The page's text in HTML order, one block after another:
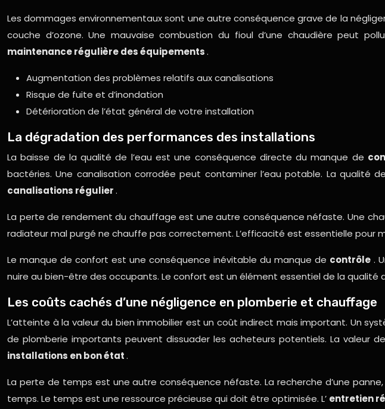
Les dommages environnementaux sont une autre conséquence grave de la
couche d’ozone. Une mauvaise combustion du fioul d’une chaudière peut
maintenance régulière des équipements.
Augmentation des problèmes relatifs aux canalisations
Risque de fuite et d’inondation
Détérioration de l’état général de votre installation
La dégradation des performances des installations
La baisse de la qualité de l’eau est une conséquence directe du manque de
bactéries. Une canalisation corrodée peut contaminer l’eau potable. La qualité
canalisations régulier.
La perte de rendement du chauffage est une autre conséquence néfaste. Une
radiateur mal purgé ne chauffe pas correctement. L’efficacité est essentielle pour
Le manque de confort est une conséquence inévitable du manque de contrôle .
nuire au bien-être des occupants. Le confort est un élément essentiel de la qualité
Les coûts cachés d’une négligence en plomberie et chauffage
L’atteinte à la valeur du bien immobilier est un coût indirect mais important. Un
de plomberie importants peuvent dissuader les acheteurs potentiels. La
installations en bon état.
La perte de temps est une autre conséquence néfaste. La recherche d’une
temps. Le temps est une ressource précieuse qui doit être optimisée. L’ entretien